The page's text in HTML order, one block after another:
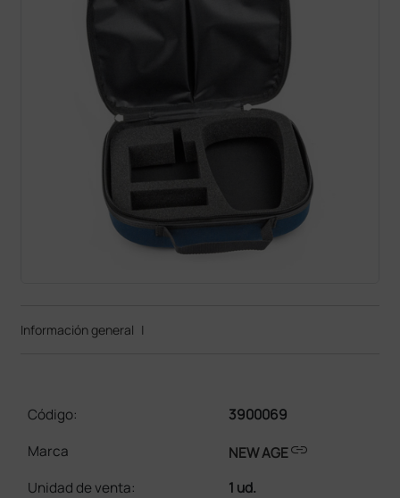
Información general |
Código:
3900069
Marca
NEW AGElink
Unidad de venta:
1 ud.